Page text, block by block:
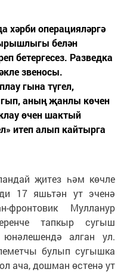
хәрби операцияләргә
белән
бетергесез. Разведка
звеносы.
гына түгел,
аның җанлы көчен
өчен шактый
итеп алып кайтырга
җитез һәм көчле
17 яшьтән ут эченә
фронтовик Мулланур
тапкыр сугыш
алган ул.
булып сугышка
ача, дошман өстенә ут